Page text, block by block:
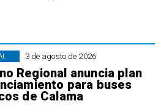
3 de agosto de 2026
Regional anuncia plan
para buses
de Calama